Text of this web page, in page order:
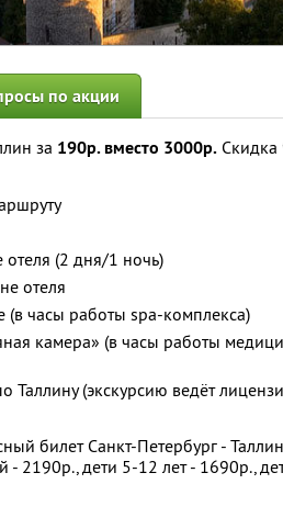
по акции
за 190р. вместо 3000р. Скидка
(2 дня/1 ночь)
отеля
(в часы работы spa-комплекса)
камера» (в часы работы
Таллину (экскурсию ведёт
билет Санкт-Петербург -
2190р., дети 5-12 лет - 1690р.,